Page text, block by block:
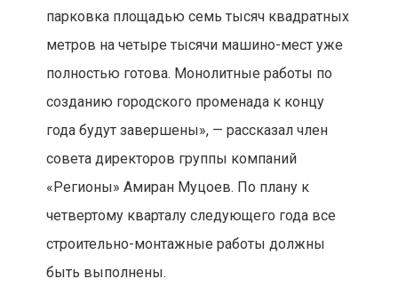
парковка площадью семь тысяч квадратных
метров на четыре тысячи машино-мест уже
полностью готова. Монолитные работы по
созданию городского променада к концу
года будут завершены», — рассказал член
совета директоров группы компаний
«Регионы» Амиран Муцоев. По плану к
четвертому кварталу следующего года все
строительно-монтажные работы должны
быть выполнены.